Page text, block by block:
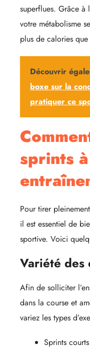
superflues. Grâce à
votre métabolisme
plus de calories que
Découvrir
boxe sur la
pratiquer ce
sprints
Pour tirer
il est essentiel de
sportive. Voici
Variété des
Afin de solliciter
dans la course et
variez les types
Sprints